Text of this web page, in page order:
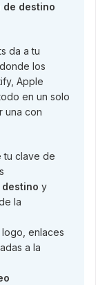
de destino
da a tu
los
Apple
en un solo
una con
tu clave de
y
la
enlaces
a la